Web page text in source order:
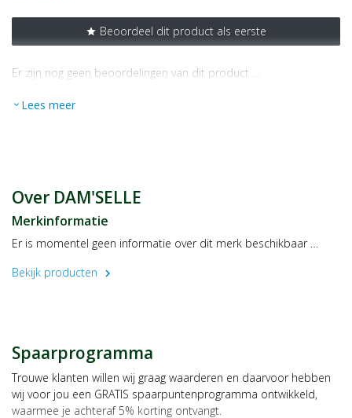
star Beoordeel dit product als eerste
Er zijn nog geen beoordelingen van dit product …
expand_more Lees meer
Over DAM'SELLE
Merkinformatie
Er is momentel geen informatie over dit merk beschikbaar …
Bekijk producten
chevron_right
Spaarprogramma
Trouwe klanten willen wij graag waarderen en daarvoor hebben
wij voor jou een GRATIS spaarpuntenprogramma ontwikkeld,
waarmee je achteraf 5% korting ontvangt.